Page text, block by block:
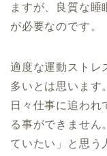
ますが、良質な睡
が必要なのです。
適度な運動ストレ
多いとは思います。
日々仕事に追われ
る事ができません
ていたい」と思う